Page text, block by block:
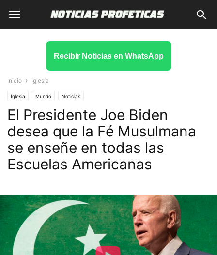
Recibir Noticias en WhatsApp
Inicio Iglesia
Iglesia Mundo Noticias
El Presidente Joe Biden
desea que la Fé Musulmana
se enseñe en todas las
Escuelas Americanas